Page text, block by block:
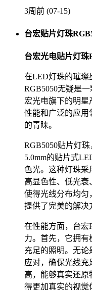
3周前 (07-15)
台宏贴片灯珠
台宏光电贴片灯珠
在LED灯珠的璀璨
RGB5050无疑是
宏光电旗下的明星
性能和广泛的应用
的青睐。
RGB5050贴片灯
5.0mm的贴片式
色光。这种灯珠采
高显色性、低光
使得光线分布均匀
提供了完美的解决
在性能方面，台宏
力。首先，它拥
充足的照明。无
应对，确保光线充
高，能够真实还原
得更加真实的视觉